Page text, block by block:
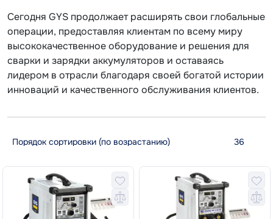
Сегодня GYS продолжает расширять свои глобальные
операции, предоставляя клиентам по всему миру
высококачественное оборудование и решения для
сварки и зарядки аккумуляторов и оставаясь
лидером в отрасли благодаря своей богатой истории
инноваций и качественного обслуживания клиентов.